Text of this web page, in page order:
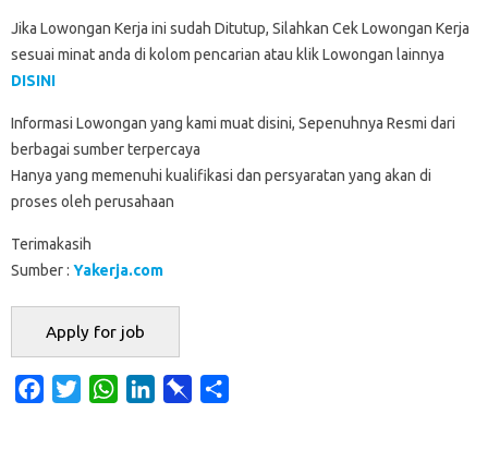
Jika Lowongan Kerja ini sudah Ditutup, Silahkan Cek Lowongan Kerja
sesuai minat anda di kolom pencarian atau klik Lowongan lainnya
DISINI
Informasi Lowongan yang kami muat disini, Sepenuhnya Resmi dari
berbagai sumber terpercaya
Hanya yang memenuhi kualifikasi dan persyaratan yang akan di
proses oleh perusahaan
Terimakasih
Sumber : Yakerja.com
W